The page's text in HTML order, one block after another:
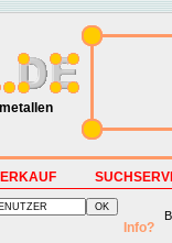
Info?